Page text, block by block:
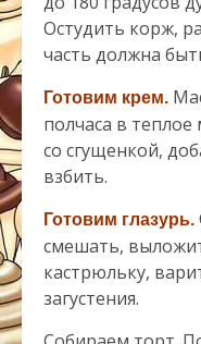
Остудить корж,
часть должна
Готовим крем.
полчаса в теплое
со сгущенкой,
взбить.
Готовим глазурь.
смешать,
кастрюльку,
загустения.